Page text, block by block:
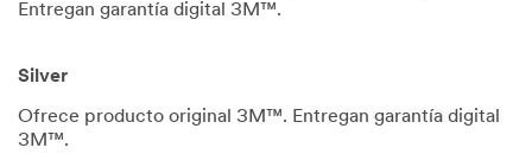
Entregan garantía digital 3M™.
Silver
Ofrece producto original 3M™. Entregan garantía digital
3M™.